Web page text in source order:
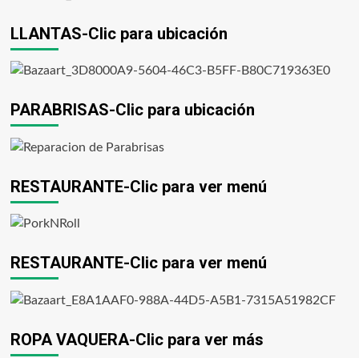
LLANTAS-Clic para ubicación
PARABRISAS-Clic para ubicación
RESTAURANTE-Clic para ver menú
RESTAURANTE-Clic para ver menú
ROPA VAQUERA-Clic para ver más